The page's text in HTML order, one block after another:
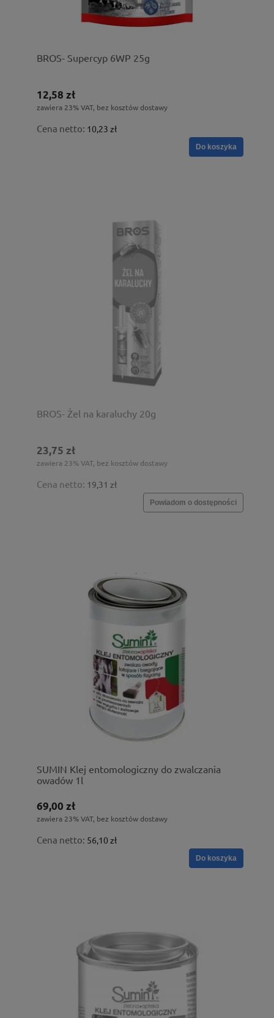
BROS- Supercyp 6WP 25g
12,58 zł
zawiera 23% VAT, bez kosztów dostawy
Cena netto: 10,23 zł
Do koszyka
BROS- Żel na karaluchy 20g
23,75 zł
zawiera 23% VAT, bez kosztów dostawy
Cena netto: 19,31 zł
Powiadom o dostępności
SUMIN Klej entomologiczny do zwalczania
owadów 1l
69,00 zł
zawiera 23% VAT, bez kosztów dostawy
Cena netto: 56,10 zł
Do koszyka